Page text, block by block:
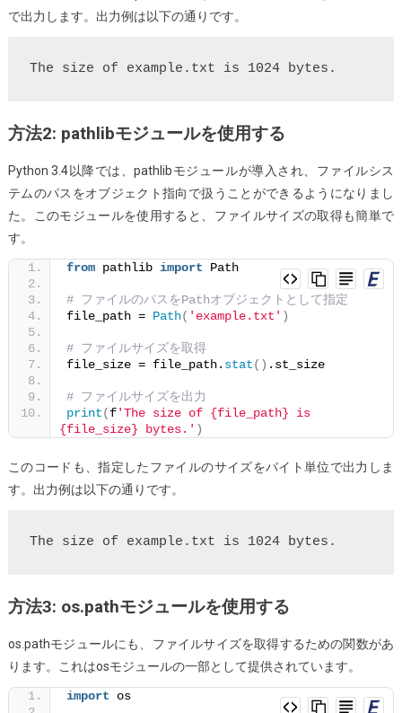
で出力します。出力例は以下の通りです。
方法2: pathlibモジュールを使用する
Python 3.4以降では、pathlibモジュールが導入され、ファイルシス
テムのパスをオブジェクト指向で扱うことができるようになりまし
た。このモジュールを使用すると、ファイルサイズの取得も簡単で
す。
from pathlib import Path
# ファイルのパスをPathオブジェクトとして指定
file_path = Path( 'example.txt' )
# ファイルサイズを取得
file_size = file_path. stat() .st_size
# ファイルサイズを出力
print(f'The size of {file_path} is
{file_size} bytes.' )
このコードも、指定したファイルのサイズをバイト単位で出力しま
す。出力例は以下の通りです。
方法3: os.pathモジュールを使用する
os.pathモジュールにも、ファイルサイズを取得するための関数があ
ります。これはosモジュールの一部として提供されています。
import os